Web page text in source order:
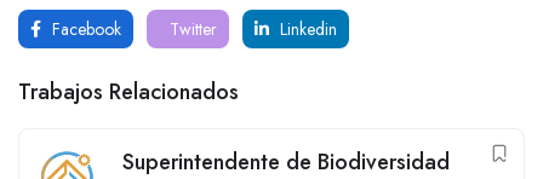
Facebook Twitter Linkedin
Trabajos Relacionados
Superintendente de Biodiversidad